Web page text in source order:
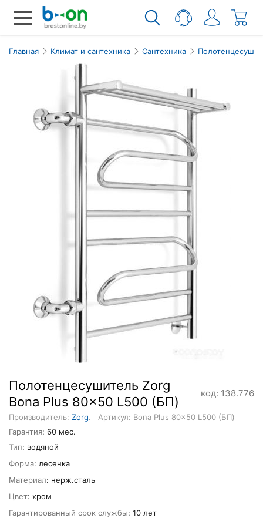
Главная Климат и сантехника Сантехника
Полотенцесушитель Zorg
Bona Plus 80x50 L500 (БП)
код: 138.776
Производитель: Zorg.
Артикул: Bona Plus 80x50 L500 (БП)
Гарантия: 60 мес.
Тип: водяной
Форма: лесенка
Материал: нерж.сталь
Цвет: хром
Гарантированный срок службы: 10 лет